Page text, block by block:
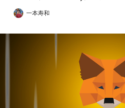
一本寿和